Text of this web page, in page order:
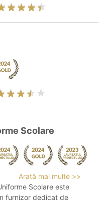
Scolare
Arată mai multe >>
Scolare este
furnizor dedicat de